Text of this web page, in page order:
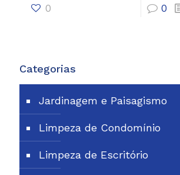
0 0
Categorias
Jardinagem e Paisagismo
Limpeza de Condomínio
Limpeza de Escritório